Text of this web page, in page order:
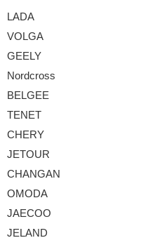
LADA
VOLGA
GEELY
Nordcross
BELGEE
TENET
CHERY
JETOUR
CHANGAN
OMODA
JAECOO
JELAND